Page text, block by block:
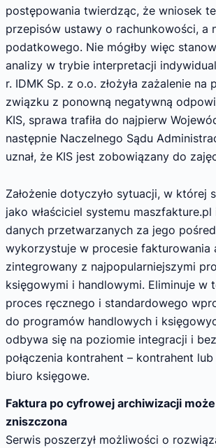
postępowania twierdząc, że wniosek
przepisów ustawy o rachunkowości, a
podatkowego. Nie mógłby więc
analizy w trybie interpretacji
r. IDMK Sp. z o.o. złożyła zażalenie na
związku z ponowną negatywną
KIS, sprawa trafiła do najpierw
następnie Naczelnego Sądu
uznał, że KIS jest zobowiązany do
Założenie dotyczyło sytuacji, w której
jako właściciel systemu
danych przetwarzanych za jego
wykorzystuje w procesie fakturowania
zintegrowany z najpopularniejszymi
księgowymi i handlowymi. Eliminuje w
proces ręcznego i standardowego
do programów handlowych i
odbywa się na poziomie integracji i
połączenia kontrahent – kontrahent
biuro księgowe.
Faktura po cyfrowej archiwizacji
zniszczona
Serwis poszerzył możliwości o